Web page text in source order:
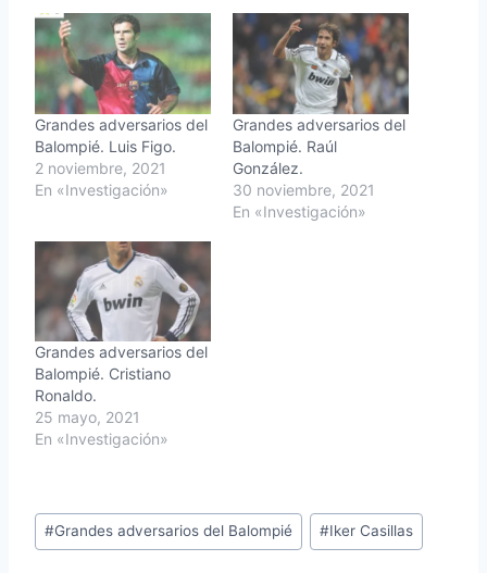
Grandes adversarios del
Balompié. Luis Figo.
2 noviembre, 2021
En «Investigación»
Grandes adversarios del
Balompié. Raúl
González.
30 noviembre, 2021
En «Investigación»
Grandes adversarios del
Balompié. Cristiano
Ronaldo.
25 mayo, 2021
En «Investigación»
Etiquetas
de
#Grandes adversarios del Balompié #Iker Casillas